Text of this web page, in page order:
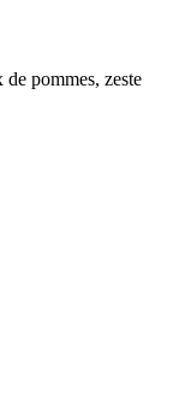
pommes, zeste